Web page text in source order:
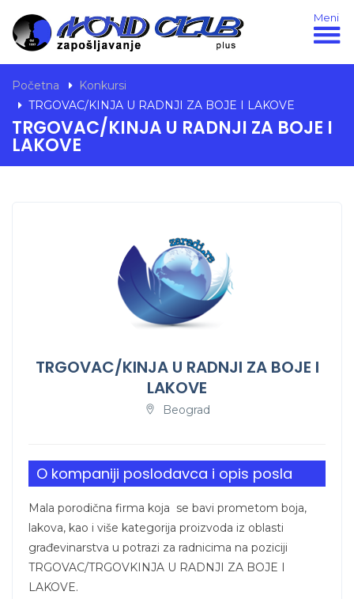
Meni
Početna
Konkursi
TRGOVAC/KINJA U RADNJI ZA BOJE I LAKOVE
TRGOVAC/KINJA U RADNJI ZA BOJE I
LAKOVE
TRGOVAC/KINJA U RADNJI ZA BOJE I
LAKOVE
Beograd
O kompaniji poslodavca i opis posla
Mala porodična firma koja se bavi prometom boja,
lakova, kao i više kategorija proizvoda iz oblasti
građevinarstva u potrazi za radnicima na poziciji
TRGOVAC/TRGOVKINJA U RADNJI ZA BOJE I
LAKOVE.